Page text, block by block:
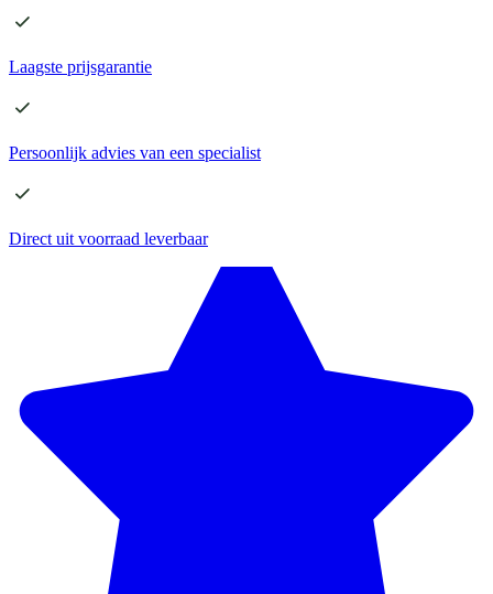
Laagste prijsgarantie
Persoonlijk advies van een specialist
Direct uit voorraad leverbaar